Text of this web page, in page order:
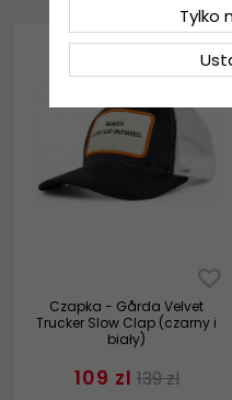
Czapka - Gårda Velvet
Trucker Slow Clap (czarny i
biały)
109 zl 139 zl
Tylko